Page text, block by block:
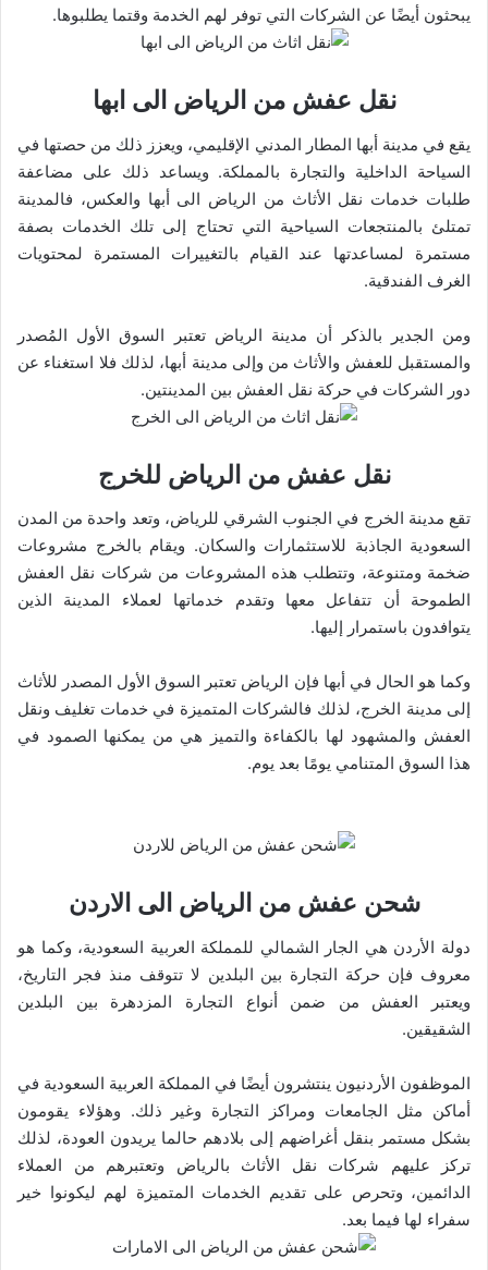
يبحثون أيضًا عن الشركات التي توفر لهم الخدمة وقتما يطلبوها.
نقل عفش من الرياض الى ابها
يقع في مدينة أبها المطار المدني الإقليمي، ويعزز ذلك من حصتها في
السياحة الداخلية والتجارة بالمملكة. ويساعد ذلك على مضاعفة
طلبات خدمات نقل الأثاث من الرياض الى أبها والعكس، فالمدينة
تمتلئ بالمنتجعات السياحية التي تحتاج إلى تلك الخدمات بصفة
مستمرة لمساعدتها عند القيام بالتغييرات المستمرة لمحتويات
الغرف الفندقية.
ومن الجدير بالذكر أن مدينة الرياض تعتبر السوق الأول المُصدر
والمستقبل للعفش والأثاث من وإلى مدينة أبها، لذلك فلا استغناء عن
دور الشركات في حركة نقل العفش بين المدينتين.
نقل عفش من الرياض للخرج
تقع مدينة الخرج في الجنوب الشرقي للرياض، وتعد واحدة من المدن
السعودية الجاذبة للاستثمارات والسكان. ويقام بالخرج مشروعات
ضخمة ومتنوعة، وتتطلب هذه المشروعات من شركات نقل العفش
الطموحة أن تتفاعل معها وتقدم خدماتها لعملاء المدينة الذين
يتوافدون باستمرار إليها.
وكما هو الحال في أبها فإن الرياض تعتبر السوق الأول المصدر للأثاث
إلى مدينة الخرج، لذلك فالشركات المتميزة في خدمات تغليف ونقل
العفش والمشهود لها بالكفاءة والتميز هي من يمكنها الصمود في
هذا السوق المتنامي يومًا بعد يوم.
شحن عفش من الرياض الى الاردن
دولة الأردن هي الجار الشمالي للمملكة العربية السعودية، وكما هو
معروف فإن حركة التجارة بين البلدين لا تتوقف منذ فجر التاريخ،
ويعتبر العفش من ضمن أنواع التجارة المزدهرة بين البلدين
الشقيقين.
الموظفون الأردنيون ينتشرون أيضًا في المملكة العربية السعودية في
أماكن مثل الجامعات ومراكز التجارة وغير ذلك. وهؤلاء يقومون
بشكل مستمر بنقل أغراضهم إلى بلادهم حالما يريدون العودة، لذلك
تركز عليهم شركات نقل الأثاث بالرياض وتعتبرهم من العملاء
الدائمين، وتحرص على تقديم الخدمات المتميزة لهم ليكونوا خير
سفراء لها فيما بعد.